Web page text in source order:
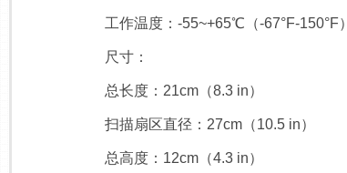
工作温度：-55~+65℃（-67°F-150°F）
尺寸：
总长度：21cm（8.3 in）
扫描扇区直径：27cm（10.5 in）
总高度：12cm（4.3 in）